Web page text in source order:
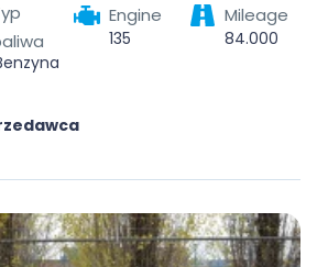
Engine
135
Mileage
84.000